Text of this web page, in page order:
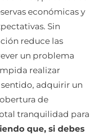
económicas y
Sin
reduce las
un problema
realizar
sentido, adquirir un
de
tranquilidad para
que, si debes